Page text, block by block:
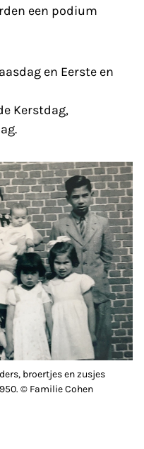
een podium
en Eerste en
Kerstdag,
broertjes en zusjes
© Familie Cohen